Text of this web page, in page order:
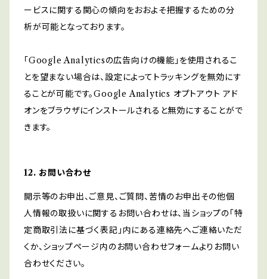
ービスに関する関心の傾向をおおよそ把握するための分
析が可能となっております。
「Google Analyticsの広告向けの機能」を使用されるこ
とを望まない場合は、設定によってトラッキングを無効にす
ることが可能です。Google Analytics オプトアウト アド
オンをブラウザにインストールされると無効にすることがで
きます。
12. お問い合わせ
開示等のお申出、ご意見、ご質問、苦情のお申出その他個
人情報の取扱いに関するお問い合わせは、当ショップの「特
定商取引法に基づく表記」内にある連絡先へご連絡いただ
くか、ショップページ内のお問い合わせフォームよりお問い
合わせください。